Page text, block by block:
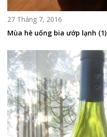
27 Tháng 7, 2016
Mùa hè uống bia ướp lạnh (1)